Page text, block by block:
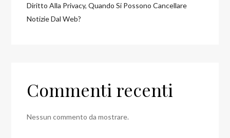
Diritto Alla Privacy, Quando Si Possono Cancellare
Notizie Dal Web?
Commenti recenti
Nessun commento da mostrare.